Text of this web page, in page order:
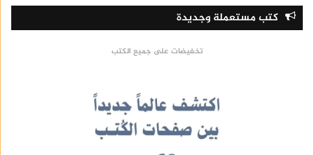
كتب مستعملة وجديدة
تخفيضات على جميع الكتب